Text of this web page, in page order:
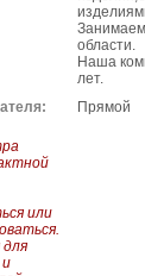
области.
Наша
лет.
Прямой
или
и